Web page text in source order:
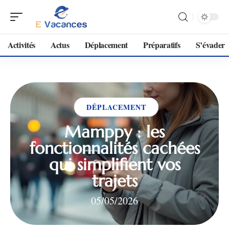
Activités Actus Déplacement Préparatifs S’évader
DÉPLACEMENT
Mamppy : les
fonctionnalités cachées
qui simplifient vos
trajets
05/05/2026